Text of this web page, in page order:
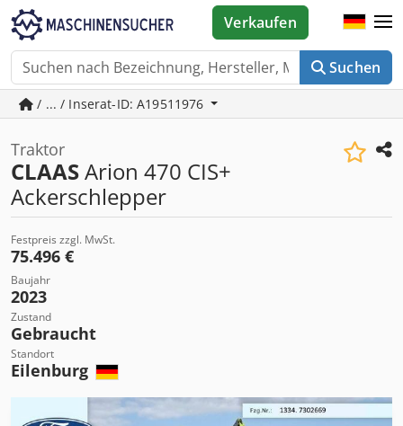
Suchen
Verkaufen
/ ... / Inserat-ID: A19511976
Traktor
CLAASArion 470 CIS+
Ackerschlepper
Festpreis zzgl. MwSt.
75.496 €
Baujahr
2023
Zustand
Gebraucht
Standort
Eilenburg